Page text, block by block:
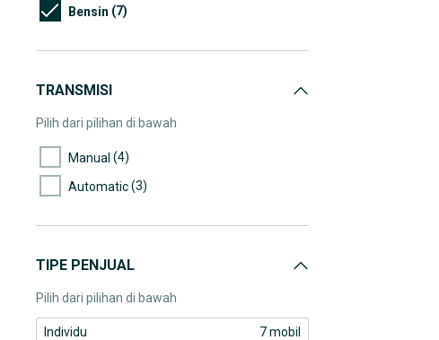
Bensin (7)
TRANSMISI
Pilih dari pilihan di bawah
Manual (4)
Automatic(3)
TIPE PENJUAL
Pilih dari pilihan di bawah
Individu 7 mobil